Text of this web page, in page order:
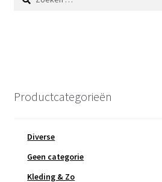
naar:
Productcategorieën
Diverse
Geen categorie
Kleding & Zo